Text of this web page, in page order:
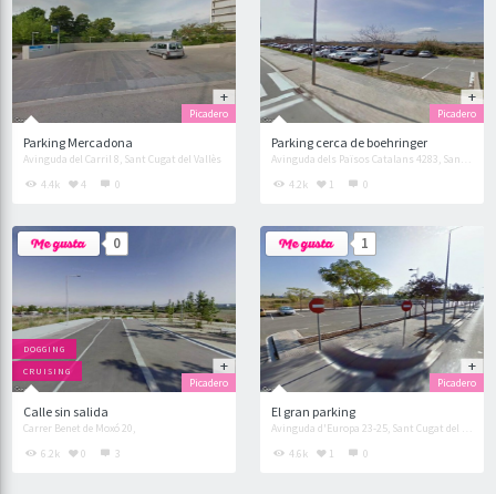
Parking Mercadona
Avinguda del Carril 8, Sant Cugat del Vallès
Picadero
4.4k 4 0
Parking cerca de boehringer
Picadero
4.2k 1 0
0
CRUISING
DOGGING
Calle sin salida
Carrer Benet de Moxó 20,
Picadero
6.2k 0 3
1
El gran parking
Picadero
4.6k 1 0